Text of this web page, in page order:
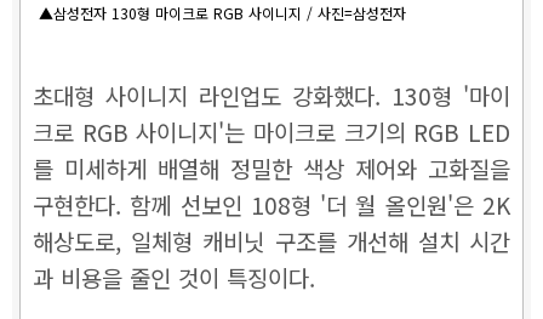
▲삼성전자 130형 마이크로 RGB 사이니지 / 사진=삼성전자
초대형 사이니지 라인업도 강화했다. 130형 '마이
크로 RGB 사이니지'는 마이크로 크기의 RGB LED
를 미세하게 배열해 정밀한 색상 제어와 고화질을
구현한다. 함께 선보인 108형 '더 월 올인원'은 2K
해상도로, 일체형 캐비닛 구조를 개선해 설치 시간
과 비용을 줄인 것이 특징이다.